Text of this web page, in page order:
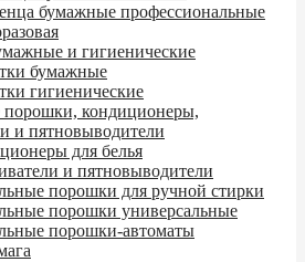
бумажные профессиональные
и гигиенические
бумажные
гигиенические
порошки, кондиционеры,
и пятновыводители
для белья
и пятновыводители
порошки для ручной стирки
порошки универсальные
порошки-автоматы